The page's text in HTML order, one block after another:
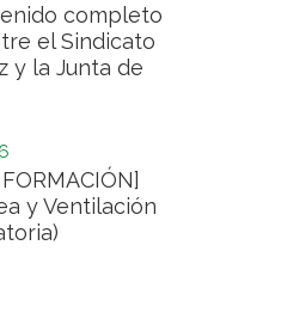
completo
el Sindicato
y la Junta de
y Ventilación